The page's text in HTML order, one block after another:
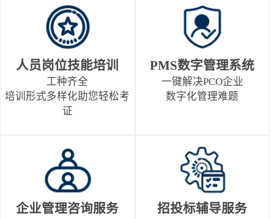
人员岗位技能培训
工种齐全
培训形式多样化助您轻松考
证
PMS数字管理系统
一键解决PCO企业
数字化管理难题
企业管理咨询服务 招投标辅导服务